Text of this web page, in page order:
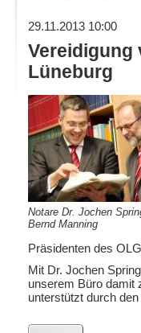
29.11.2013 10:00
Vereidigung
Lüneburg
Notare Dr. Jochen
Bernd Manning
Präsidenten des
Mit Dr. Jochen
unserem Büro damit
unterstützt durch